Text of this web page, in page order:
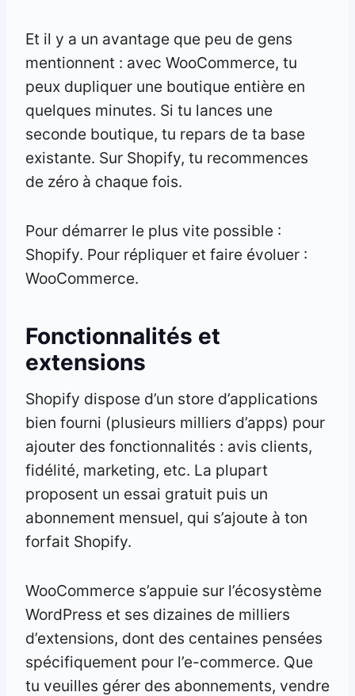
Et il y a un avantage que peu de gens
mentionnent : avec WooCommerce, tu
peux dupliquer une boutique entière en
quelques minutes. Si tu lances une
seconde boutique, tu repars de ta base
existante. Sur Shopify, tu recommences
de zéro à chaque fois.
Pour démarrer le plus vite possible :
Shopify. Pour répliquer et faire évoluer :
WooCommerce.
Fonctionnalités et
extensions
Shopify dispose d’un store d’applications
bien fourni (plusieurs milliers d’apps) pour
ajouter des fonctionnalités : avis clients,
fidélité, marketing, etc. La plupart
proposent un essai gratuit puis un
abonnement mensuel, qui s’ajoute à ton
forfait Shopify.
WooCommerce s’appuie sur l’écosystème
WordPress et ses dizaines de milliers
d’extensions, dont des centaines pensées
spécifiquement pour l’e-commerce. Que
tu veuilles gérer des abonnements, vendre